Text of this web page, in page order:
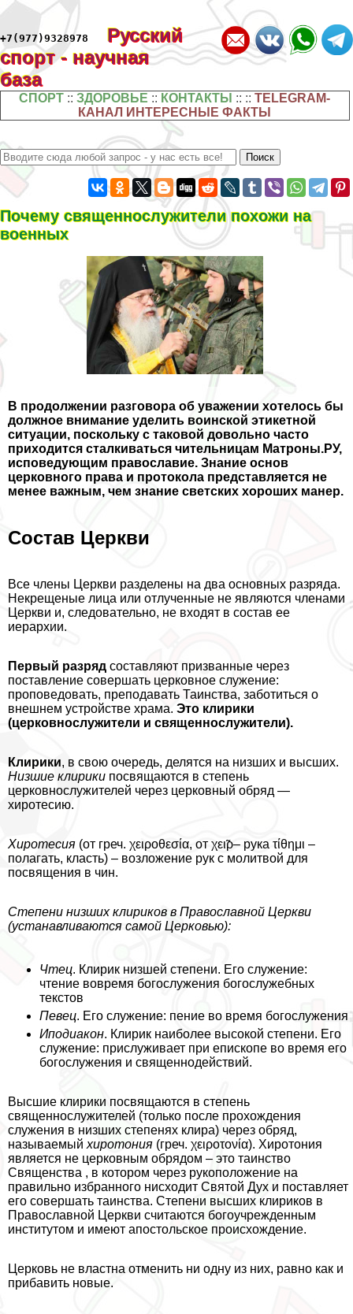
+7(977)9328978
Русский
спорт - научная
база
СПОРТ ::ЗДОРОВЬЕ :: КОНТАКТЫ :: ::TELEGRAM-
КАНАЛ ИНТЕРЕСНЫЕ ФАКТЫ
Почему священнослужители похожи на
военных
В продолжении разговора об уважении хотелось бы
должное внимание уделить воинской этикетной
ситуации, поскольку с таковой довольно часто
приходится сталкиваться чительницам Матроны.РУ,
исповедующим православие. Знание основ
церковного права и протокола представляется не
менее важным, чем знание светских хороших манер.
Состав Церкви
Все члeны Церкви разделены на два основных разряда.
Некрещеные лица или отлученные не являются члeнами
Церкви и, следовательно, не входят в состав ее
иерархии.
Первый разряд составляют призванные через
поставление совершать церковное служение:
проповедовать, преподавать Таинства, заботиться о
внешнем устройстве храма. Это клирики
(церковнослужители и священнослужители).
Клирики, в свою очередь, делятся на низших и высших.
Низшие клирики посвящаются в степень
церковнослужителей через церковный обряд —
хиротесию.
Хиротесия (от греч. χειροθεσία, от χει̃ρ– рука τίθημι –
полагать, класть) – возложение рук с молитвой для
посвящения в чин.
Степени низших клириков в Православной Церкви
(устанавливаются самой Церковью):
Чтец. Клирик низшей степени. Его служение:
чтение вовремя богослужения богослужебных
текстов
Певец. Его служение: пение во время богослужения
Иподиакон. Клирик наиболее высокой степени. Его
служение: прислуживает при епископе во время его
богослужения и священнодействий.
Высшие клирики посвящаются в степень
священнослужителей (только после прохождения
служения в низших степенях клира) через обряд,
называемый хиротония (греч. χειροτονία). Хиротония
является не церковным обрядом – это таинство
Священства , в котором через рукоположение на
правильно избранного нисходит Святой Дух и поставляет
его совершать таинства. Степени высших клириков в
Православной Церкви считаются богоучрежденным
институтом и имеют апостольское происхождение.
Церковь не властна отменить ни одну из них, равно как и
прибавить новые.